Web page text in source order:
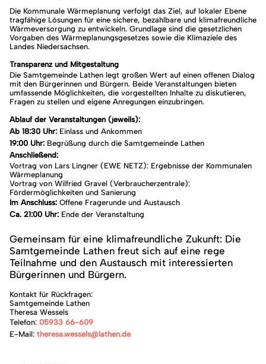
Die Kommunale Wärmeplanung verfolgt das Ziel, auf lokaler Ebene
tragfähige Lösungen für eine sichere, bezahlbare und klimafreundliche
Wärmeversorgung zu entwickeln. Grundlage sind die gesetzlichen
Vorgaben des Wärmeplanungsgesetzes sowie die Klimaziele des
Landes Niedersachsen.
Transparenz und Mitgestaltung
Die Samtgemeinde Lathen legt großen Wert auf einen offenen Dialog
mit den Bürgerinnen und Bürgern. Beide Veranstaltungen bieten
umfassende Möglichkeiten, die vorgestellten Inhalte zu diskutieren,
Fragen zu stellen und eigene Anregungen einzubringen.
Ablauf der Veranstaltungen (jeweils):
Ab 18:30 Uhr: Einlass und Ankommen
19:00 Uhr: Begrüßung durch die Samtgemeinde Lathen
Anschließend:
Vortrag von Lars Lingner (EWE NETZ): Ergebnisse der Kommunalen
Wärmeplanung
Vortrag von Wilfried Gravel (Verbraucherzentrale):
Fördermöglichkeiten und Sanierung
Im Anschluss: Offene Fragerunde und Austausch
Ca. 21:00 Uhr: Ende der Veranstaltung
Gemeinsam für eine klimafreundliche Zukunft: Die
Samtgemeinde Lathen freut sich auf eine rege
Teilnahme und den Austausch mit interessierten
Bürgerinnen und Bürgern.
Kontakt für Rückfragen:
Samtgemeinde Lathen
Theresa Wessels
Telefon: 05933 66-609
E-Mail: theresa.wessels@lathen.de